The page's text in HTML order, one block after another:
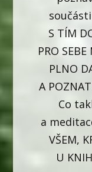
součásti
S TÍM
PRO
PLNO
A
Co
a
VŠEM,
U